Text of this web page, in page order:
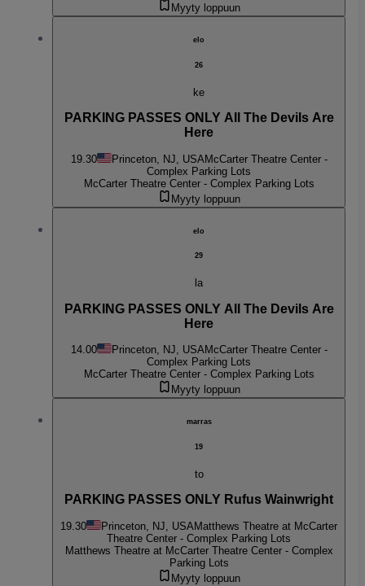
Myyty loppuun
elo
26
ke
PARKING PASSES ONLY All The Devils Are
Here
19.30 Princeton, NJ, USAMcCarter Theatre Center -
Complex Parking Lots
McCarter Theatre Center - Complex Parking Lots
Myyty loppuun
elo
29
la
PARKING PASSES ONLY All The Devils Are
Here
14.00 Princeton, NJ, USAMcCarter Theatre Center -
Complex Parking Lots
McCarter Theatre Center - Complex Parking Lots
Myyty loppuun
marras
19
to
PARKING PASSES ONLY Rufus Wainwright
19.30 Princeton, NJ, USA Matthews Theatre at McCarter
Theatre Center - Complex Parking Lots
Matthews Theatre at McCarter Theatre Center - Complex
Parking Lots
Myyty loppuun